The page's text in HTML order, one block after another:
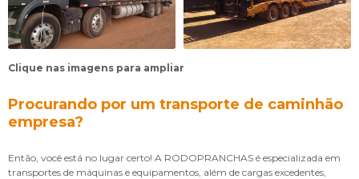
Clique nas imagens para ampliar
Procurando por um transporte de caminhão
empresa?
Então, você está no lugar certo! A RODOPRANCHAS é especializada em
transportes de máquinas e equipamentos, além de cargas excedentes,